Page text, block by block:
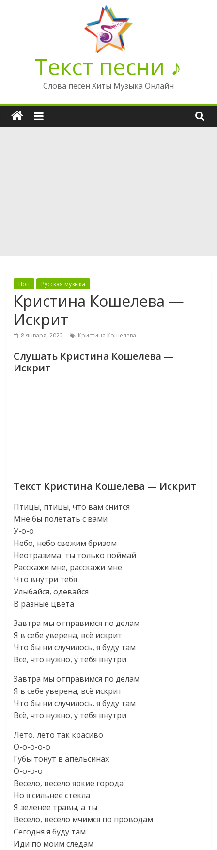
Текст песни ♪
Слова песен Хиты Музыка Онлайн
Поп Русская музыка
Кристина Кошелева —
Искрит
8 января, 2022 Кристина Кошелева
Слушать Кристина Кошелева —
Искрит
Текст Кристина Кошелева — Искрит
Птицы, птицы, что вам снится
Мне бы полетать с вами
У-о-о
Небо, небо свежим бризом
Неотразима, ты только поймай
Расскажи мне, расскажи мне
Что внутри тебя
Улыбайся, одевайся
В разные цвета
Завтра мы отправимся по делам
Я в себе уверена, всё искрит
Что бы ни случилось, я буду там
Всё, что нужно, у тебя внутри
Завтра мы отправимся по делам
Я в себе уверена, всё искрит
Что бы ни случилось, я буду там
Всё, что нужно, у тебя внутри
Лето, лето так красиво
О-о-о-о-о
Губы тонут в апельсинах
О-о-о-о
Весело, весело яркие города
Но я сильнее стекла
Я зеленее травы, а ты
Весело, весело мчимся по проводам
Сегодня я буду там
Иди по моим следам